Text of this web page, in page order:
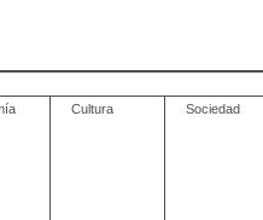
Cultura Sociedad